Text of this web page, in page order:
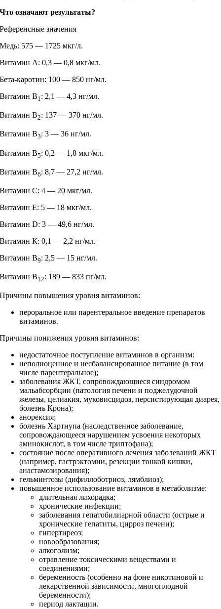
Что означают результаты?
Референсные значения
Медь: 575 — 1725 мкг/л.
Витамин А: 0,3 — 0,8 мкг/мл.
Бета-каротин: 100 — 850 нг/мл.
Витамин B1: 2,1 — 4,3 нг/мл.
Витамин B2: 137 — 370 нг/мл.
Витамин B3: 3 — 36 нг/мл.
Витамин B5: 0,2 — 1,8 мкг/мл.
Витамин B6: 8,7 — 27,2 нг/мл.
Витамин С: 4 — 20 мкг/мл.
Витамин Е: 5 — 18 мкг/мл.
Витамин D: 3 — 49,6 нг/мл.
Витамин К: 0,1 — 2,2 нг/мл.
Витамин В9: 2,5 — 15 нг/мл.
Витамин В12: 189 — 833 пг/мл.
Причины повышения уровня витаминов:
пероральное или парентеральное введение препаратов
витаминов.
Причины понижения уровня витаминов:
недостаточное поступление витаминов в организм:
неполноценное и несбалансированное питание (в том
числе парентеральное);
заболевания ЖКТ, сопровождающиеся синдромом
мальабсорбции (патология печени и поджелудочной
железы, целиакия, муковисцидоз, персистирующая диарея,
болезнь Крона);
анорексия;
болезнь Хартнупа (наследственное заболевание,
сопровождающееся нарушением усвоения некоторых
аминокислот, в том числе триптофана);
состояние после оперативного лечения заболеваний ЖКТ
(например, гастрэктомии, резекции тонкой кишки,
анастамозирования);
гельминтозы (дифиллоботриоз, лямблиоз);
повышенное использование витаминов в метаболизме:
длительная лихорадка;
хронические инфекции;
заболевания гепатобилиарной области (острые и
хронические гепатиты, цирроз печени);
гипертиреоз;
новообразования;
алкоголизм;
отравление токсическими веществами и
соединениями;
беременность (особенно на фоне никотиновой и
лекарственной зависимости, многоплодной
беременности);
период лактации.